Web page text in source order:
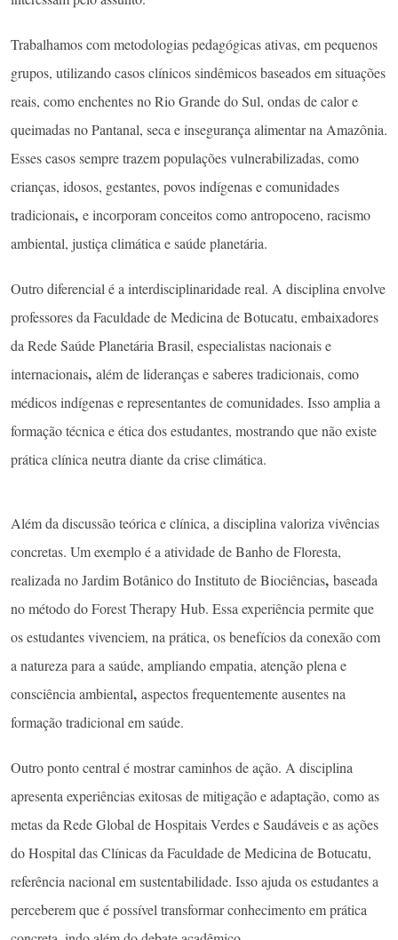
Trabalhamos com metodologias pedagógicas ativas, em pequenos
grupos, utilizando casos clínicos sindêmicos baseados em situações
reais, como enchentes no Rio Grande do Sul, ondas de calor e
queimadas no Pantanal, seca e insegurança alimentar na Amazônia.
Esses casos sempre trazem populações vulnerabilizadas, como
crianças, idosos, gestantes, povos indígenas e comunidades
tradicionais, e incorporam conceitos como antropoceno, racismo
ambiental, justiça climática e saúde planetária.
Outro diferencial é a interdisciplinaridade real. A disciplina envolve
professores da Faculdade de Medicina de Botucatu, embaixadores
da Rede Saúde Planetária Brasil, especialistas nacionais e
internacionais, além de lideranças e saberes tradicionais, como
médicos indígenas e representantes de comunidades. Isso amplia a
formação técnica e ética dos estudantes, mostrando que não existe
prática clínica neutra diante da crise climática.
Além da discussão teórica e clínica, a disciplina valoriza vivências
concretas. Um exemplo é a atividade de Banho de Floresta,
realizada no Jardim Botânico do Instituto de Biociências, baseada
no método do Forest Therapy Hub. Essa experiência permite que
os estudantes vivenciem, na prática, os benefícios da conexão com
a natureza para a saúde, ampliando empatia, atenção plena e
consciência ambiental, aspectos frequentemente ausentes na
formação tradicional em saúde.
Outro ponto central é mostrar caminhos de ação. A disciplina
apresenta experiências exitosas de mitigação e adaptação, como as
metas da Rede Global de Hospitais Verdes e Saudáveis e as ações
do Hospital das Clínicas da Faculdade de Medicina de Botucatu,
referência nacional em sustentabilidade. Isso ajuda os estudantes a
perceberem que é possível transformar conhecimento em prática